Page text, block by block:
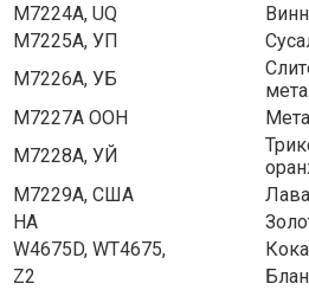
M7224A, UQ
M7225A, УП
M7226A, УБ
M7227A ООН
M7228A, УЙ
M7229A, США
НА
W4675D, WT4675,
Z2